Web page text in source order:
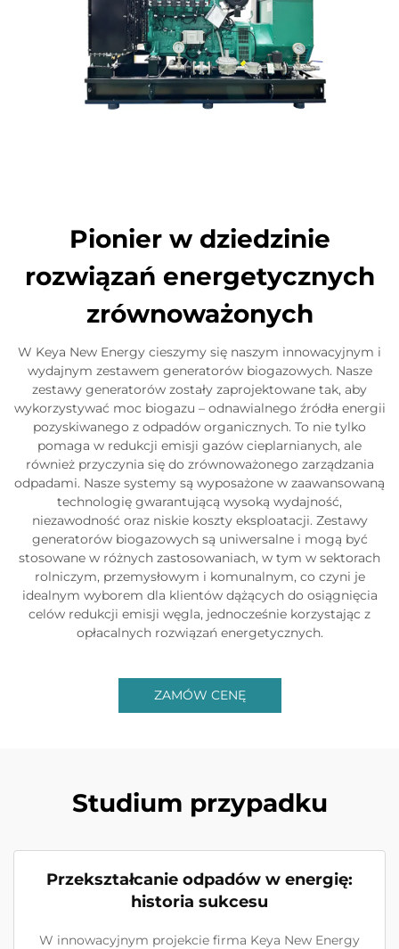
Pionier w dziedzinie
rozwiązań energetycznych
zrównoważonych
W Keya New Energy cieszymy się naszym innowacyjnym i
wydajnym zestawem generatorów biogazowych. Nasze
zestawy generatorów zostały zaprojektowane tak, aby
wykorzystywać moc biogazu – odnawialnego źródła energii
pozyskiwanego z odpadów organicznych. To nie tylko
pomaga w redukcji emisji gazów cieplarnianych, ale
również przyczynia się do zrównoważonego zarządzania
odpadami. Nasze systemy są wyposażone w zaawansowaną
technologię gwarantującą wysoką wydajność,
niezawodność oraz niskie koszty eksploatacji. Zestawy
generatorów biogazowych są uniwersalne i mogą być
stosowane w różnych zastosowaniach, w tym w sektorach
rolniczym, przemysłowym i komunalnym, co czyni je
idealnym wyborem dla klientów dążących do osiągnięcia
celów redukcji emisji węgla, jednocześnie korzystając z
opłacalnych rozwiązań energetycznych.
ZAMÓW CENĘ
Studium przypadku
Przekształcanie odpadów w energię:
historia sukcesu
W innowacyjnym projekcie firma Keya New Energy